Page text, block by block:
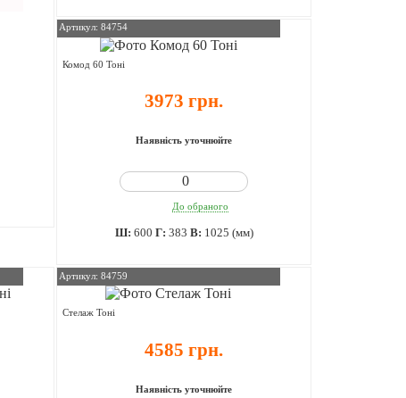
Артикул: 84754
Комод 60 Тоні
3973 грн.
Наявність уточнюйте
До обраного
Ш: 600 Г: 383 В: 1025 (мм)
Артикул: 84759
Стелаж Тоні
4585 грн.
Наявність уточнюйте